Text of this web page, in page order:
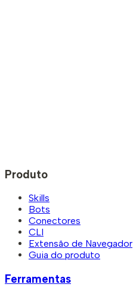
Produto
Skills
Bots
Conectores
CLI
Extensão de Navegador
Guia do produto
Ferramentas